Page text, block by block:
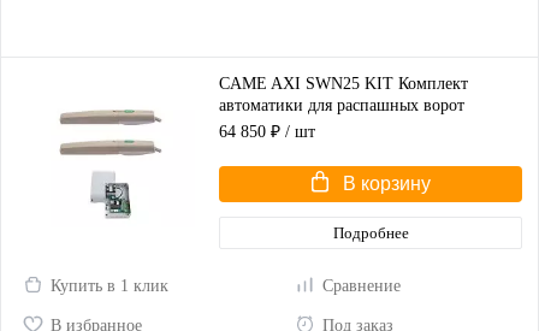
CAME AXI SWN25 KIT Комплект
автоматики для распашных ворот
(корпус серый)
64 850 ₽ / шт
В корзину
Подробнее
Купить в 1 клик Сравнение
В избранное Под заказ